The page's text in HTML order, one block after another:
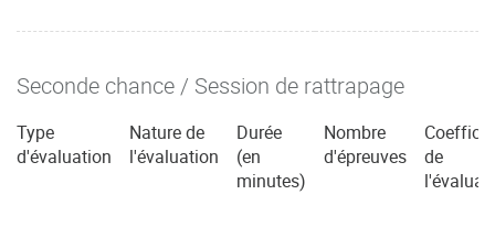
Seconde chance / Session de rattrapage
Type
d'évaluation
Nature de
l'évaluation
Durée
(en
minutes)
Nombre
d'épreuves
de